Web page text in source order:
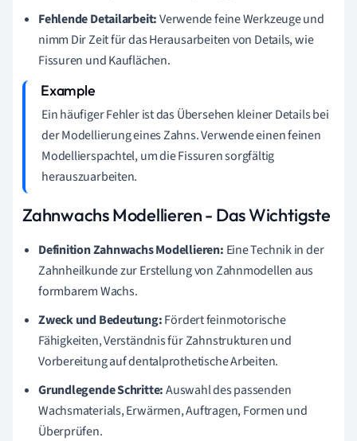
Fehlende Detailarbeit:Verwende feine Werkzeuge und
nimm Dir Zeit für das Herausarbeiten von Details, wie
Fissuren und Kauflächen.
Ein häufiger Fehler ist das Übersehen kleiner Details bei
der Modellierung eines Zahns. Verwende einen feinen
Modellierspachtel, um die Fissuren sorgfältig
herauszuarbeiten.
Zahnwachs Modellieren - Das Wichtigste
Definition Zahnwachs Modellieren: Eine Technik in der
Zahnheilkunde zur Erstellung von Zahnmodellen aus
formbarem Wachs.
Zweck und Bedeutung:Fördert feinmotorische
Fähigkeiten, Verständnis für Zahnstrukturen und
Vorbereitung auf dentalprothetische Arbeiten.
Grundlegende Schritte:Auswahl des passenden
Wachsmaterials, Erwärmen, Auftragen, Formen und
Überprüfen.